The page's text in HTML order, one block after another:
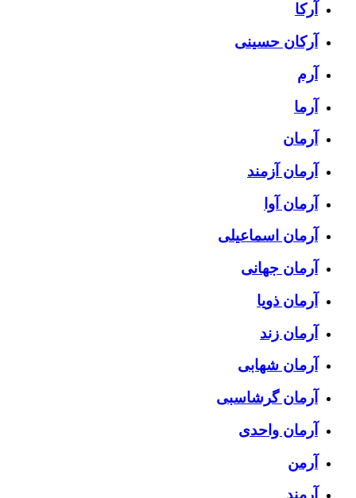
آرکا
آرکان حسینی
آرم
آرما
آرمان
آرمان آزمند
آرمان آوا
آرمان اسماعیلی
آرمان جهانی
آرمان ذویا
آرمان زند
آرمان شهابی
آرمان گرشاسبی
آرمان واحدی
آرمن
آرمند